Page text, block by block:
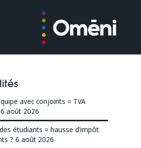
avec conjoints = TVA
6 août 2026
des étudiants = hausse d’impôt
? 6 août 2026